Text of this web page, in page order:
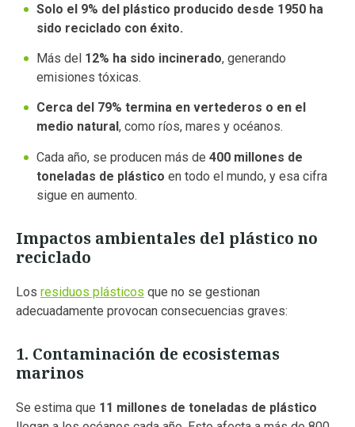
Solo el 9% del plástico producido desde 1950 ha
sido reciclado con éxito.
Más del 12% ha sido incinerado, generando
emisiones tóxicas.
Cerca del 79% termina en vertederos o en el
medio natural , como ríos, mares y océanos.
Cada año, se producen más de 400 millones de
toneladas de plástico en todo el mundo, y esa cifra
sigue en aumento.
Impactos ambientales del plástico no
reciclado
Los residuos plásticos que no se gestionan
adecuadamente provocan consecuencias graves:
1. Contaminación de ecosistemas
marinos
Se estima que 11 millones de toneladas de plástico